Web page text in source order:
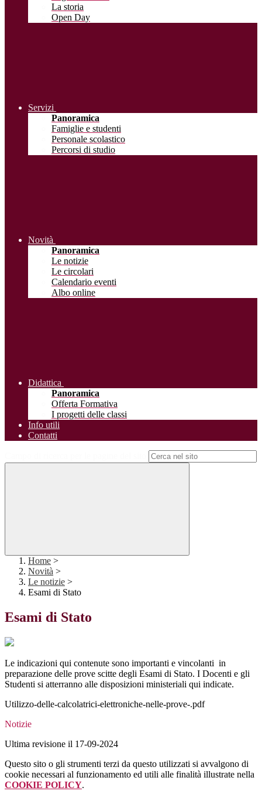
La storia
Open Day
Servizi
Panoramica
Famiglie e studenti
Personale scolastico
Percorsi di studio
Novità
Panoramica
Le notizie
Le circolari
Calendario eventi
Albo online
Didattica
Panoramica
Offerta Formativa
I progetti delle classi
Info utili
Contatti
Home >
Novità >
Le notizie >
Esami di Stato
Esami di Stato
Le indicazioni qui contenute sono importanti e vincolanti in
preparazione delle prove scitte degli Esami di Stato. I Docenti e gli
Studenti si atterranno alle disposizioni ministeriali qui indicate.
Utilizzo-delle-calcolatrici-elettroniche-nelle-prove-.pdf
Notizie
Ultima revisione il 17-09-2024
Questo sito o gli strumenti terzi da questo utilizzati si avvalgono di
cookie necessari al funzionamento ed utili alle finalità illustrate nella
COOKIE POLICY.